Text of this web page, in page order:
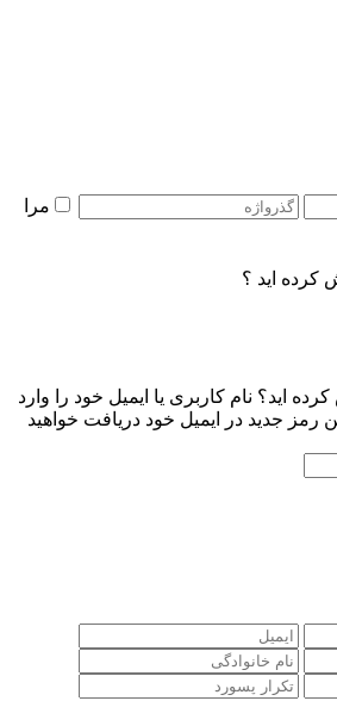
مرا
کرده اید ؟
اید؟ نام کاربری یا ایمیل خود را وارد
رمز جدید در ایمیل خود دریافت خواهید